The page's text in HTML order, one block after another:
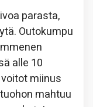
parasta,
Outokumpu
alle 10
miinus
mahtuu